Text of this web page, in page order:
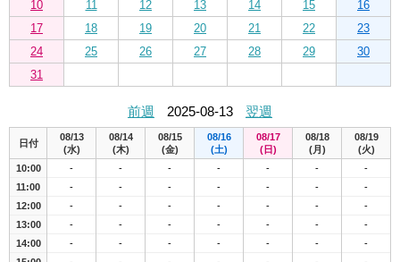
10
11 12 13 14 15
16
17
18 19 20 21 22
23
24
25 26 27 28 29
30
31
前週 2025-08-13 翌週
日付
08/13
(水)
08/14
(木)
08/15
(金)
08/16
(土)
08/17
(日)
08/18
(月)
08/19
(火)
10:00
- - - - - -
-
11:00
- - - - - -
-
12:00
- - - - - -
-
13:00
- - - - - -
-
14:00
- - - - - -
-